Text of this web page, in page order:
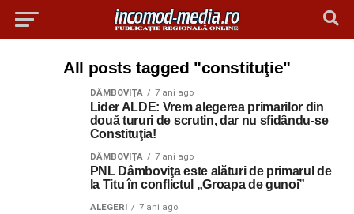
All posts tagged "constituţie"
DÂMBOVIŢA 7 ani ago
Lider ALDE: Vrem alegerea primarilor din
două tururi de scrutin, dar nu sfidându-se
Constituţia!
DÂMBOVIŢA 7 ani ago
PNL Dâmboviţa este alături de primarul de
la Titu în conflictul „Groapa de gunoi”
ALEGERI 7 ani ago